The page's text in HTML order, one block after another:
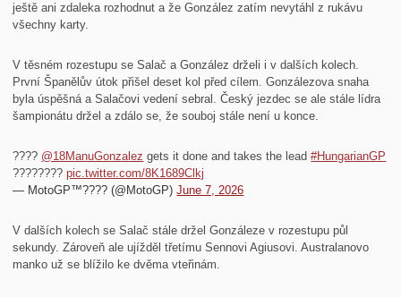
ještě ani zdaleka rozhodnut a že González zatím nevytáhl z rukávu
všechny karty.
V těsném rozestupu se Salač a González drželi i v dalších kolech.
První Španělův útok přišel deset kol před cílem. Gonzálezova snaha
byla úspěšná a Salačovi vedení sebral. Český jezdec se ale stále lídra
šampionátu držel a zdálo se, že souboj stále není u konce.
???? @18ManuGonzalez gets it done and takes the lead#HungarianGP
????????pic.twitter.com/8K1689Clkj
— MotoGP™???? (@MotoGP)June 7, 2026
V dalších kolech se Salač stále držel Gonzáleze v rozestupu půl
sekundy. Zároveň ale ujížděl třetímu Sennovi Agiusovi. Australanovo
manko už se blížilo ke dvěma vteřinám.